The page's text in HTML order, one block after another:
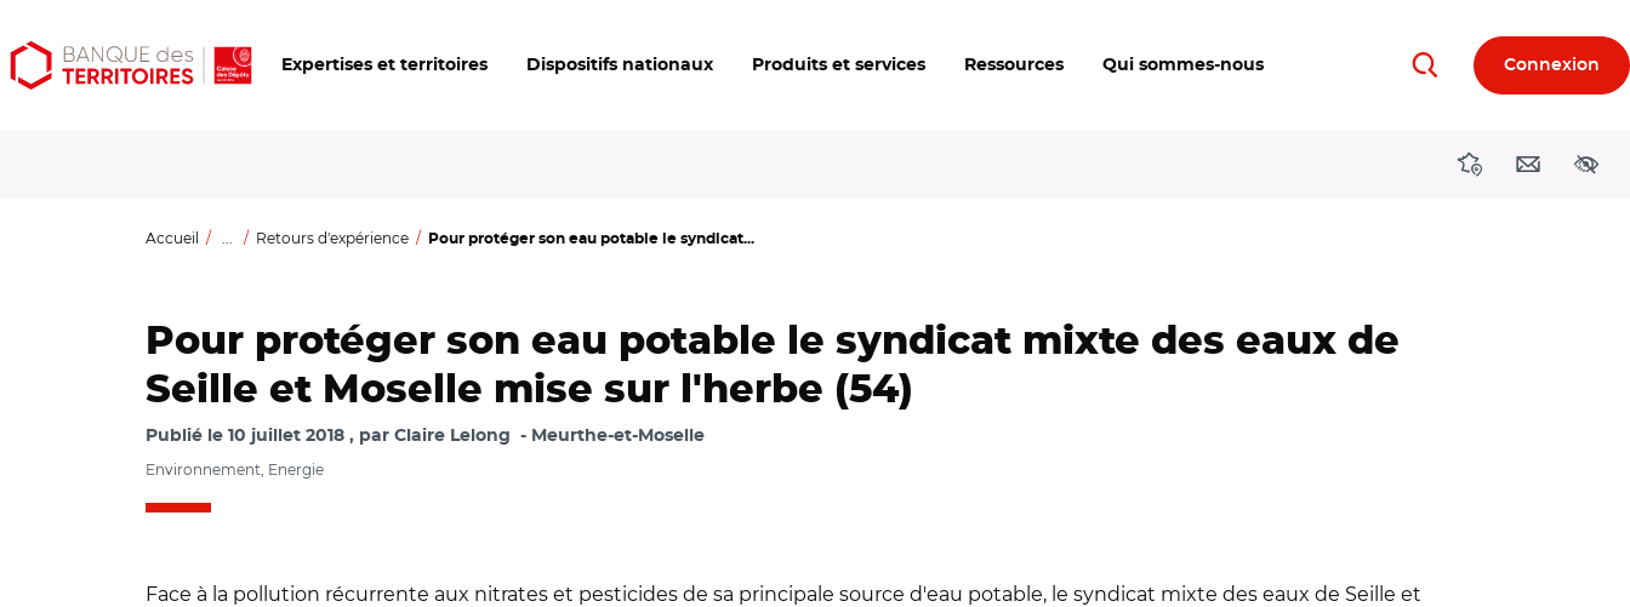
Aller
au
Aller
au
Ouvrir
les
Expertises et territoires Dispositifs nationaux Produits et services Ressources Qui sommes-nous RechercherConnexion
DirectionsContact
Accueil ... Retours d'expérience Pour protéger son eau potable le syndicat...
Pour protéger son eau potable le syndicat mixte des eaux de
Seille et Moselle mise sur l'herbe (54)
Publié le 10 juillet 2018 par Claire Lelong Meurthe-et-Moselle
Environnement, Energie
Face à la pollution récurrente aux nitrates et pesticides de sa principale source d'eau potable, le syndicat mixte des eaux de Seille et